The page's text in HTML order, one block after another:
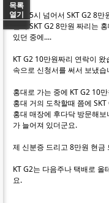
오후 5시 넘어서 SKT G2 8
근데 SKT G2 8만원 짜리는
있던 중에....
KT G2 10만원짜리 연락이
속으로 신청서를 써서 보냈습
홍대로 가는 중에 KT G2 10
홍대 거의 도착할때 쯤에
홍대 매장에 후다닥 방문해
가 늘어져 있더군요.
제 신분증 드리고 8만원 현금
KT G2는 다음주나 택배로 올
요.
목록
열기